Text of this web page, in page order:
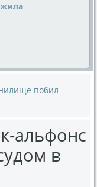
побил
альфонс
в